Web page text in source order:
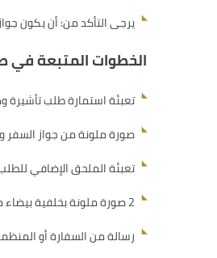
يرجى التأكد من: أن يكون
الخطوات المتبعة في
تعبئة استمارة طلب تأشيرة
صورة ملونة من جواز السفر
تعبئة الملحق الإضافي
2 صورة ملونة بخلفية بيضاء مقاس 4 x 6 سم.
رسالة من السفارة أو